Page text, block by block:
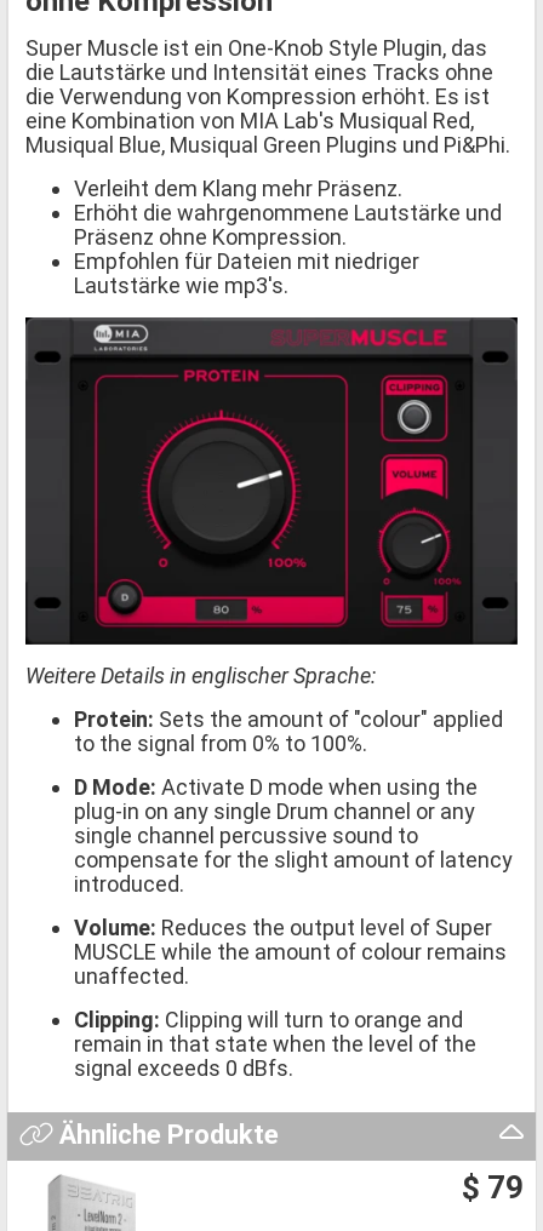
Super Muscle ist ein One-Knob Style Plugin, das
die Lautstärke und Intensität eines Tracks ohne
die Verwendung von Kompression erhöht. Es ist
eine Kombination von MIA Lab's Musiqual Red,
Musiqual Blue, Musiqual Green Plugins und Pi&Phi.
Verleiht dem Klang mehr Präsenz.
Erhöht die wahrgenommene Lautstärke und
Präsenz ohne Kompression.
Empfohlen für Dateien mit niedriger
Lautstärke wie mp3's.
Weitere Details in englischer Sprache:
Protein: Sets the amount of "colour" applied
to the signal from 0% to 100%.
D Mode: Activate D mode when using the
plug-in on any single Drum channel or any
single channel percussive sound to
compensate for the slight amount of latency
introduced.
Volume: Reduces the output level of Super
MUSCLE while the amount of colour remains
unaffected.
Clipping: Clipping will turn to orange and
remain in that state when the level of the
signal exceeds 0 dBfs.
Ähnliche Produkte
$ 79